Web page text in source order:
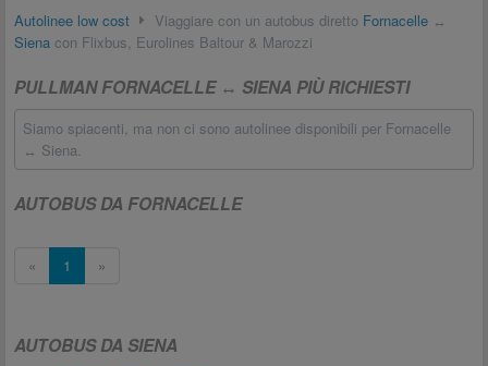
Autolinee low cost Viaggiare con un autobus diretto Fornacelle ↔
Siena con Flixbus, Eurolines Baltour & Marozzi
PULLMAN FORNACELLE ↔ SIENA PIÙ RICHIESTI
Siamo spiacenti, ma non ci sono autolinee disponibili per Fornacelle
↔ Siena.
AUTOBUS DA FORNACELLE
« 1 »
AUTOBUS DA SIENA